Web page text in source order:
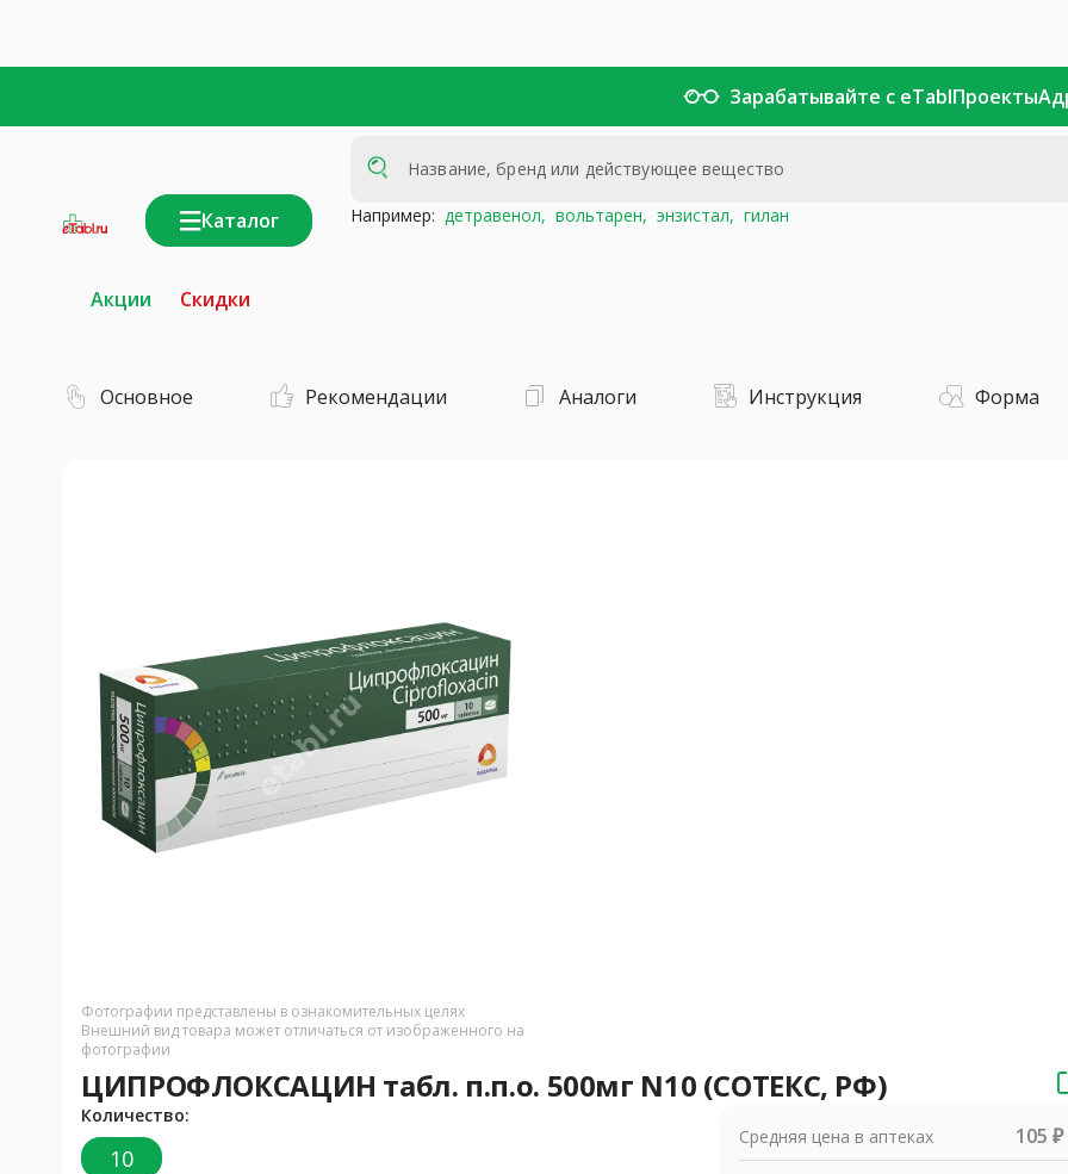
Зарабатывайте с eTablПроекты
Каталог Например: детравенол, вольтарен, энзистал, гилан
Акции Скидки
Основное Рекомендации Аналоги Инструкция Форма
Фотографии представлены в ознакомительных целях
Внешний вид товара может отличаться от изображенного на
фотографии
ЦИПРОФЛОКСАЦИН табл. п.п.о. 500мг N10 (СОТЕКС, РФ)
Количество:
10
Средняя цена в аптеках 105 ₽